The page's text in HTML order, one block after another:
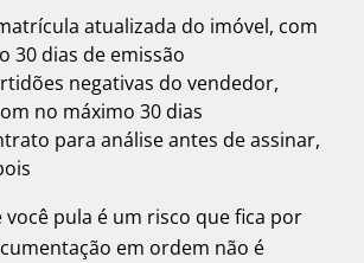
atualizada do imóvel, com
30 dias de emissão
negativas do vendedor,
no máximo 30 dias
para análise antes de assinar,
você pula é um risco que fica por
em ordem não é